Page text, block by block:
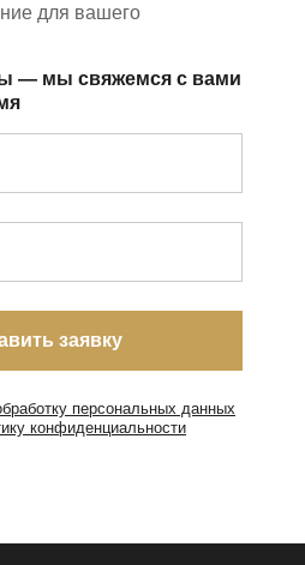
для вашего
— мы свяжемся с вами
персональных данных
конфиденциальности